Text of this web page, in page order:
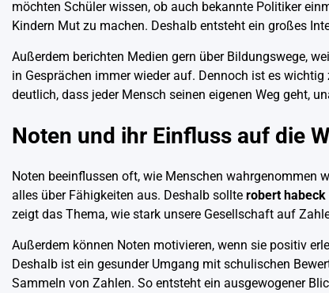
möchten Schüler wissen, ob auch bekannte Politiker
Kindern Mut zu machen. Deshalb entsteht ein großes
Außerdem berichten Medien gern über Bildungswege,
in Gesprächen immer wieder auf. Dennoch ist es
deutlich, dass jeder Mensch seinen eigenen Weg geht,
Noten und ihr Einfluss auf die
Noten beeinflussen oft, wie Menschen wahrgenommen
alles über Fähigkeiten aus. Deshalb sollte robert
zeigt das Thema, wie stark unsere Gesellschaft auf
Außerdem können Noten motivieren, wenn sie positiv
Deshalb ist ein gesunder Umgang mit schulischen
Sammeln von Zahlen. So entsteht ein ausgewogener